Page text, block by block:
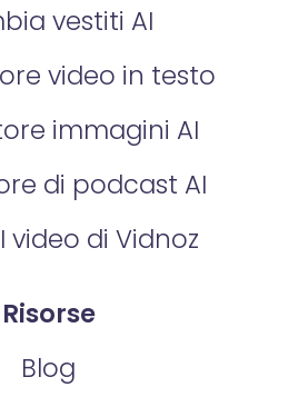
vestiti AI
video in testo
immagini AI
di podcast AI
video di Vidnoz
Risorse
Blog